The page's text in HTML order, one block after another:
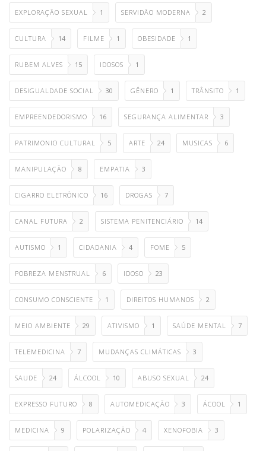
EXPLORAÇÃO SEXUAL 1 SERVIDÃO MODERNA 2
CULTURA 14 FILME 1 OBESIDADE 1
RUBEM ALVES 15 IDOSOS 1
DESIGUALDADE SOCIAL 30 GÊNERO 1 TRÂNSITO 1
EMPREENDEDORISMO 16 SEGURANÇA ALIMENTAR 3
PATRIMONIO CULTURAL 5 ARTE 24 MUSICAS 6
MANIPULAÇÃO 8 EMPATIA 3
CIGARRO ELETRÔNICO 16 DROGAS 7
CANAL FUTURA 2 SISTEMA PENITENCIÁRIO 14
AUTISMO 1 CIDADANIA 4 FOME 5
POBREZA MENSTRUAL 6 IDOSO 23
CONSUMO CONSCIENTE 1 DIREITOS HUMANOS 2
MEIO AMBIENTE 29 ATIVISMO 1 SAÚDE MENTAL 7
TELEMEDICINA 7 MUDANÇAS CLIMÁTICAS 3
SAUDE 24 ÁLCOOL 10 ABUSO SEXUAL 24
EXPRESSO FUTURO 8 AUTOMEDICAÇÃO 3 ÁCOOL 1
MEDICINA 9 POLARIZAÇÃO 4 XENOFOBIA 3